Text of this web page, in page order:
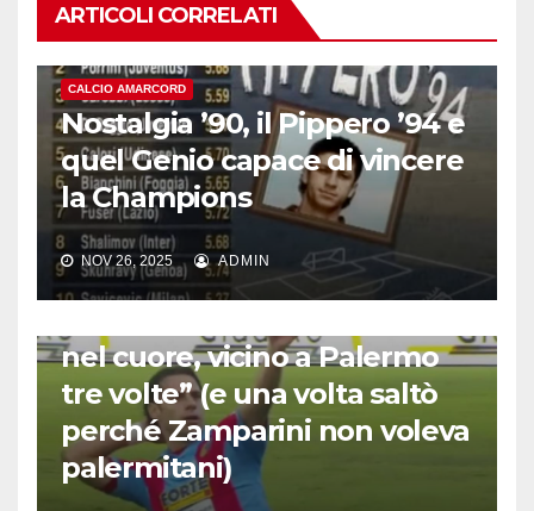
ARTICOLI CORRELATI
CALCIO AMARCORD
Nostalgia ’90, il Pippero ’94 e
quel Genio capace di vincere
la Champions
NOV 26, 2025 ADMIN
nel cuore, vicino a Palermo
tre volte” (e una volta saltò
perché Zamparini non voleva
palermitani)